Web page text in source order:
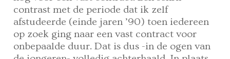
contrast met de periode dat ik zelf
afstudeerde (einde jaren ’90) toen iedereen
op zoek ging naar een vast contract voor
onbepaalde duur. Dat is dus -in de ogen van